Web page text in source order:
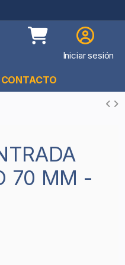
Iniciar sesión
CONTACTO
70 MM -